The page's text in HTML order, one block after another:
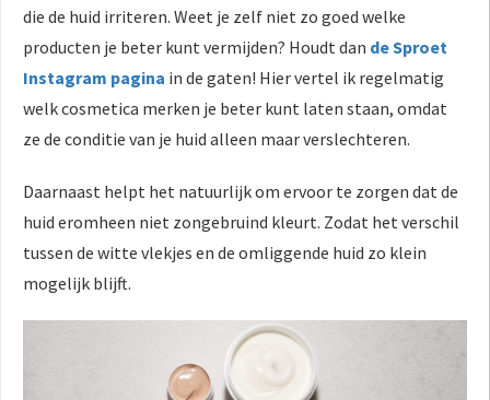
die de huid irriteren. Weet je zelf niet zo goed welke
producten je beter kunt vermijden? Houdt dan de Sproet
Instagram pagina in de gaten! Hier vertel ik regelmatig
welk cosmetica merken je beter kunt laten staan, omdat
ze de conditie van je huid alleen maar verslechteren.
Daarnaast helpt het natuurlijk om ervoor te zorgen dat de
huid eromheen niet zongebruind kleurt. Zodat het verschil
tussen de witte vlekjes en de omliggende huid zo klein
mogelijk blijft.